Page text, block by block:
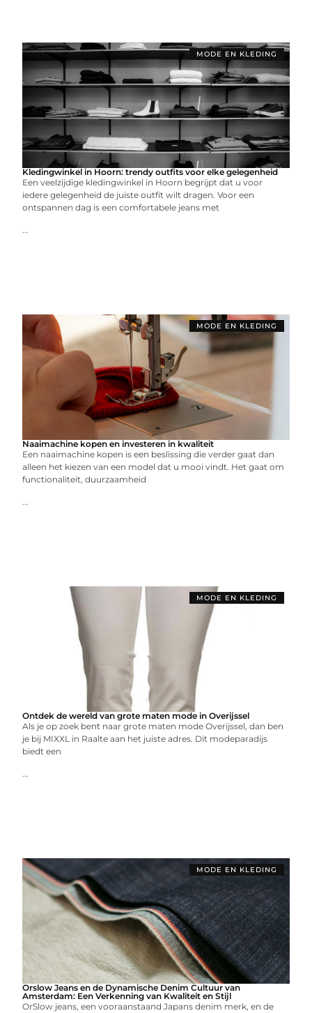
MODE EN KLEDING
Kledingwinkel in Hoorn: trendy outfits voor elke gelegenheid
Een veelzijdige kledingwinkel in Hoorn begrijpt dat u voor
iedere gelegenheid de juiste outfit wilt dragen. Voor een
ontspannen dag is een comfortabele jeans met
...
MODE EN KLEDING
Naaimachine kopen en investeren in kwaliteit
Een naaimachine kopen is een beslissing die verder gaat dan
alleen het kiezen van een model dat u mooi vindt. Het gaat om
functionaliteit, duurzaamheid
...
MODE EN KLEDING
Ontdek de wereld van grote maten mode in Overijssel
Als je op zoek bent naar grote maten mode Overijssel, dan ben
je bij MIXXL in Raalte aan het juiste adres. Dit modeparadijs
biedt een
...
MODE EN KLEDING
Orslow Jeans en de Dynamische Denim Cultuur van
Amsterdam: Een Verkenning van Kwaliteit en Stijl
OrSlow jeans, een vooraanstaand Japans denim merk, en de